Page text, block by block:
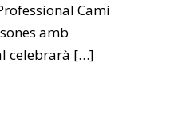
Camí
amb
celebrarà […]